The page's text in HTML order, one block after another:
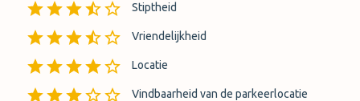
Stiptheid
Vriendelijkheid
Locatie
Vindbaarheid van de parkeerlocatie